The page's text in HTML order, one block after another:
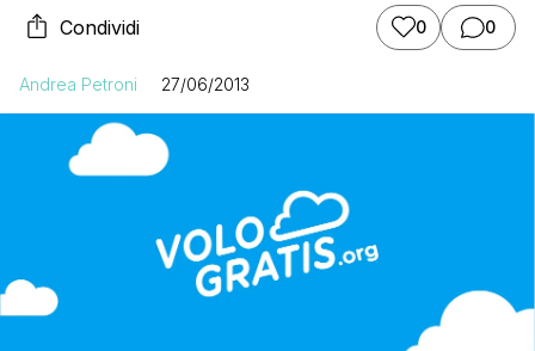
Condividi 0 0
Andrea Petroni 27/06/2013